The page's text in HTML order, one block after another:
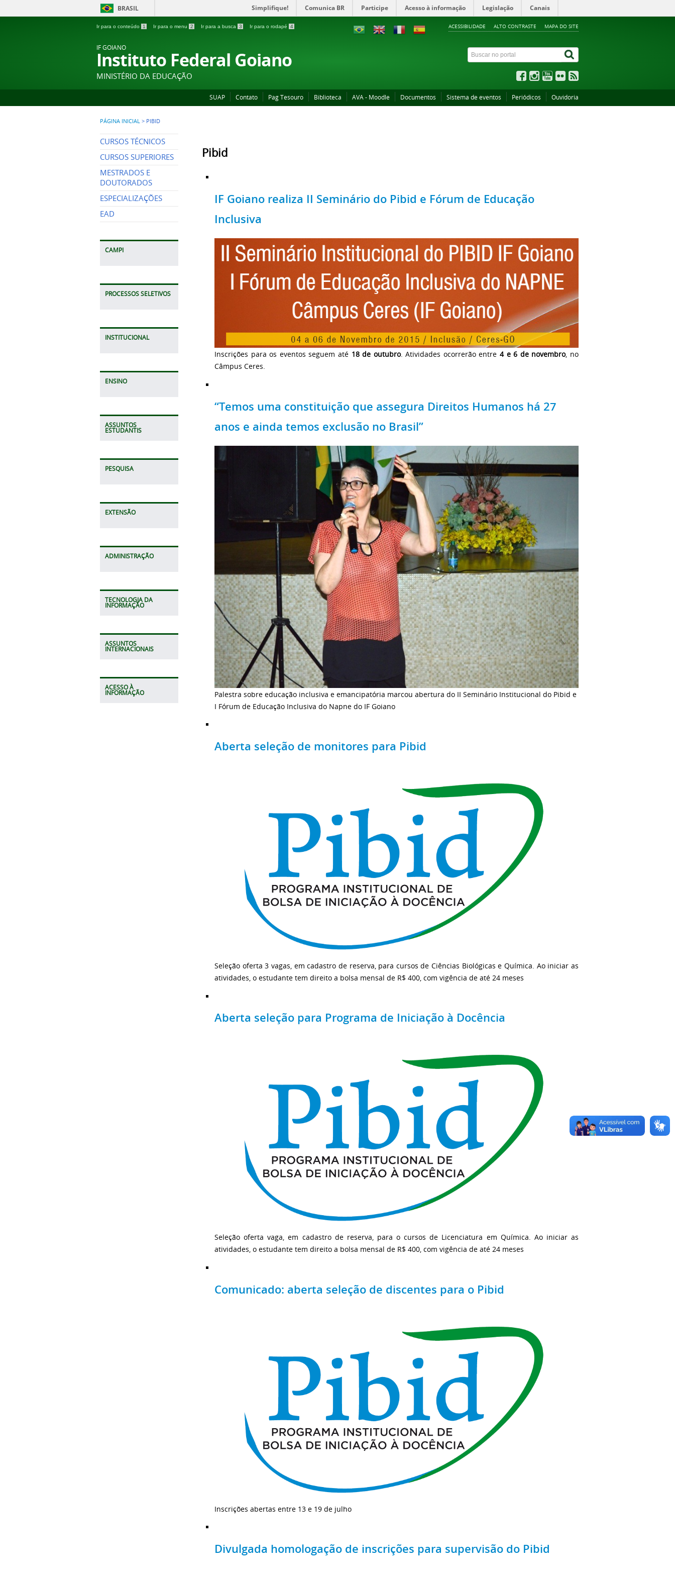
BRASIL Simplifique! Comunica BR Participe Acesso à informação Legislação Canais
Ir para o conteúdo 1 Ir para o menu 2 Ir para a busca 3 Ir para o rodapé 4 ACESSIBILIDADE ALTO CONTRASTE MAPA DO SITE
IF GOIANO
Instituto Federal Goiano
MINISTÉRIO DA EDUCAÇÃO
SUAP Contato Pag Tesouro Biblioteca AVA - Moodle Documentos Sistema de eventos Periódicos Ouvidoria
PÁGINA INICIAL > PIBID
CURSOS TÉCNICOS
CURSOS SUPERIORES
MESTRADOS E
DOUTORADOS
ESPECIALIZAÇÕES
EAD
CAMPI
PROCESSOS SELETIVOS
INSTITUCIONAL
ENSINO
ASSUNTOS
ESTUDANTIS
PESQUISA
EXTENSÃO
ADMINISTRAÇÃO
TECNOLOGIA DA
INFORMAÇÃO
ASSUNTOS
INTERNACIONAIS
ACESSO À
INFORMAÇÃO
Pibid
IF Goiano realiza II Seminário do Pibid e Fórum de Educação
Inclusiva
Inscrições para os eventos seguem até 18 de outubro. Atividades ocorrerão entre4 e 6 de novembro, no
Câmpus Ceres.
“Temos uma constituição que assegura Direitos Humanos há 27
anos e ainda temos exclusão no Brasil”
Palestra sobre educação inclusiva e emancipatória marcou abertura do II Seminário Institucional do Pibid e
I Fórum de Educação Inclusiva do Napne do IF Goiano
Aberta seleção de monitores para Pibid
Seleção oferta 3 vagas, em cadastro de reserva, para cursos de Ciências Biológicas e Química. Ao iniciar as
atividades, o estudante tem direito a bolsa mensal de R$ 400, com vigência de até 24 meses
Aberta seleção para Programa de Iniciação à Docência
Seleção oferta vaga, em cadastro de reserva, para o cursos de Licenciatura em Química. Ao iniciar as
atividades, o estudante tem direito a bolsa mensal de R$ 400, com vigência de até 24 meses
Comunicado: aberta seleção de discentes para o Pibid
Inscrições abertas entre 13 e 19 de julho
Divulgada homologação de inscrições para supervisão do Pibid